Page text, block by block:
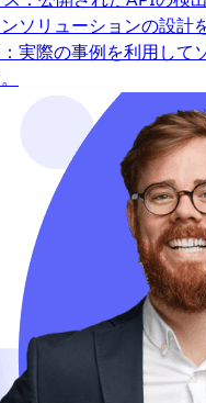
ソリューションの設計
実際の事例を利用して